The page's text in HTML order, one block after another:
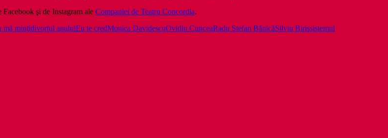
şi de Instagram ale Companiei de Teatru Concordia.
mă minţidivorțul anuluiEu te credMonica DavidescuOvidiu CunceaRadu Ştefan BănicăSilviu Birişsistemul